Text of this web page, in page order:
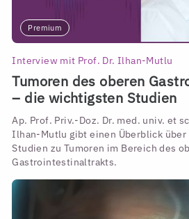
Premium
Interview mit Prof. Dr. Ilhan-Mutlu
Tumoren des oberen
– die wichtigsten Studien
Ap. Prof. Priv.-Doz. Dr. med. univ. et
Ilhan-Mutlu gibt einen Überblick über
Studien zu Tumoren im Bereich des
Gastrointestinaltrakts.